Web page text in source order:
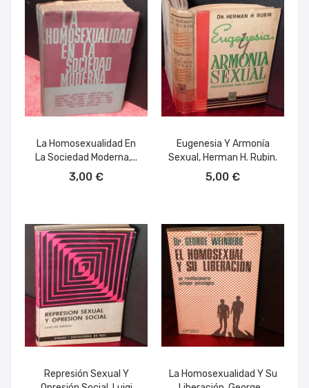
La Homosexualidad En
La Sociedad Moderna,...
3,00 €
Eugenesia Y Armonía
Sexual, Herman H. Rubin.
5,00 €
Represión Sexual Y
La Homosexualidad Y Su